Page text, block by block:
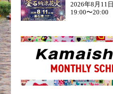
2026年8月11日
19:00〜20:00